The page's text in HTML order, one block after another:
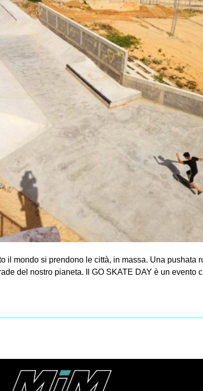
il mondo si prendono le città, in massa. Una pushata
del nostro pianeta. Il GO SKATE DAY è un evento